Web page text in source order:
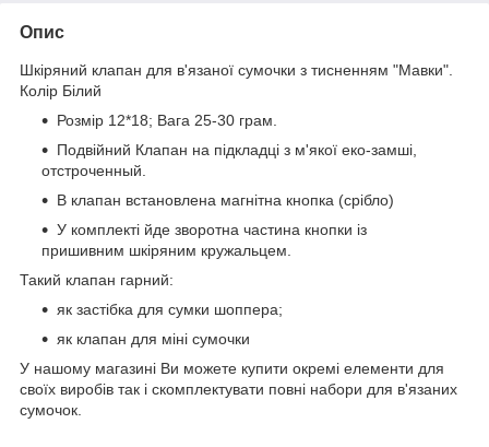
Опис
Шкіряний клапан для в'язаної сумочки з тисненням "Мавки".
Колір Білий
Розмір 12*18; Вага 25-30 грам.
Подвійний Клапан на підкладці з м'якої еко-замші,
отстроченный.
В клапан встановлена магнітна кнопка (срібло)
У комплекті йде зворотна частина кнопки із
пришивним шкіряним кружальцем.
Такий клапан гарний:
як застібка для сумки шоппера;
як клапан для міні сумочки
У нашому магазині Ви можете купити окремі елементи для
своїх виробів так і скомплектувати повні набори для в'язаних
сумочок.